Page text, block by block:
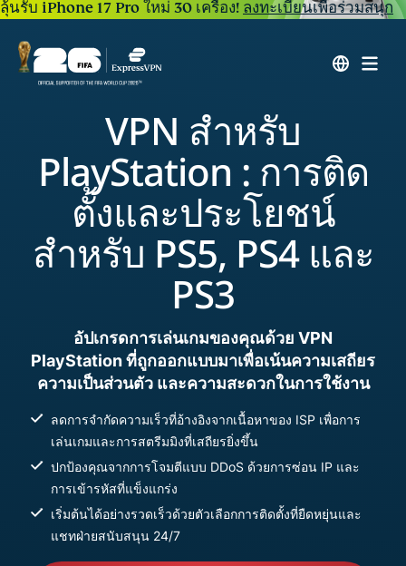
ลุ้นรับ iPhone 17 Pro ใหม่ 30 เครื่อง! ลงทะเบียนเพื่อร่วมสนุก
VPN สำหรับ
PlayStation : การติด
ตั้งและประโยชน์
สำหรับ PS5, PS4 และ
PS3
อัปเกรดการเล่นเกมของคุณด้วย VPN
PlayStation ที่ถูกออกแบบมาเพื่อเน้นความเสถียร
ความเป็นส่วนตัว และความสะดวกในการใช้งาน
ลดการจำกัดความเร็วที่อ้างอิงจากเนื้อหาของ ISP เพื่อการ
เล่นเกมและการสตรีมมิงที่เสถียรยิ่งขึ้น
ปกป้องคุณจากการโจมตีแบบ DDoS ด้วยการซ่อน IP และ
การเข้ารหัสที่แข็งแกร่ง
เริ่มต้นได้อย่างรวดเร็วด้วยตัวเลือกการติดตั้งที่ยืดหยุ่นและ
แชทฝ่ายสนับสนุน 24/7